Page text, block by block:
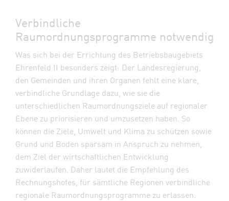
Verbindliche
Raumordnungsprogramme notwendig
Was sich bei der Errichtung des Betriebsbaugebiets
Ehrenfeld II besonders zeigt: Der Landesregierung,
den Gemeinden und ihren Organen fehlt eine klare,
verbindliche Grundlage dazu, wie sie die
unterschiedlichen Raumordnungsziele auf regionaler
Ebene zu priorisieren und umzusetzen haben. So
können die Ziele, Umwelt und Klima zu schützen sowie
Grund und Boden sparsam in Anspruch zu nehmen,
dem Ziel der wirtschaftlichen Entwicklung
zuwiderlaufen. Daher lautet die Empfehlung des
Rechnungshofes, für sämtliche Regionen verbindliche
regionale Raumordnungsprogramme zu erlassen.